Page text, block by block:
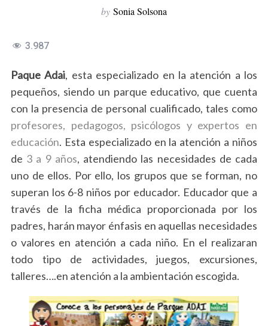
by Sonia Solsona
3.987
Paque Adai, esta especializado en la atención a los
pequeños, siendo un parque educativo, que cuenta
con la presencia de personal cualificado, tales como
profesores, pedagogos, psicólogos y expertos en
educación. Esta especializado en la atención a niños
de 3 a 9 años, atendiendo las necesidades de cada
uno de ellos. Por ello, los grupos que se forman, no
superan los 6-8 niños por educador. Educador que a
través de la ficha médica proporcionada por los
padres, harán mayor énfasis en aquellas necesidades
o valores en atención a cada niño. En el realizaran
todo tipo de actividades, juegos, excursiones,
talleres….en atención a la ambientación escogida.